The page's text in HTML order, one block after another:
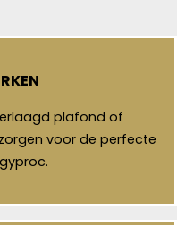
plafond of
voor de perfecte